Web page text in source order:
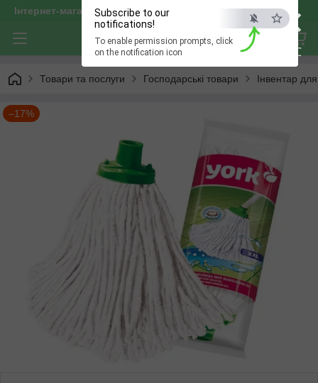
×
ESC
Subscribe to our
notifications!
To enable permission prompts, click
on the notification icon
Інтернет-магазин "optservis"
Товари та послуги Господарські товари Інвентар
–17%